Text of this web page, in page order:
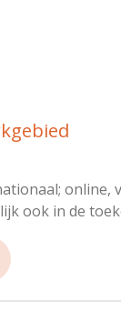
online,
ook in de